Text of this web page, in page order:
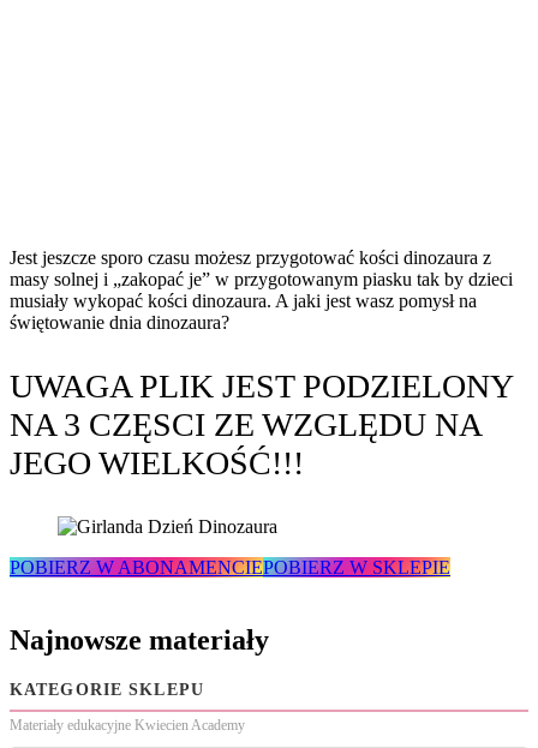
Jest jeszcze sporo czasu możesz przygotować kości dinozaura z
masy solnej i „zakopać je” w przygotowanym piasku tak by dzieci
musiały wykopać kości dinozaura. A jaki jest wasz pomysł na
świętowanie dnia dinozaura?
UWAGA PLIK JEST PODZIELONY
NA 3 CZĘSCI ZE WZGLĘDU NA
JEGO WIELKOŚĆ!!!
POBIERZ W ABONAMENCIEPOBIERZ W SKLEPIE
Najnowsze materiały
KATEGORIE SKLEPU
Materiały edukacyjne Kwiecien Academy